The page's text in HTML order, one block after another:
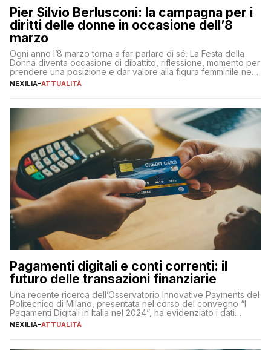
Pier Silvio Berlusconi: la campagna per i
diritti delle donne in occasione dell’8
marzo
Ogni anno l’8 marzo torna a far parlare di sé. La Festa della
Donna diventa occasione di dibattito, riflessione, momento per
prendere una posizione e dar valore alla figura femminile nella
sua complessità e crucialità. A lanciare un messaggio “forte e
NEXILIA-ATTUALITÀ
Pagamenti digitali e conti correnti: il
futuro delle transazioni finanziarie
Una recente ricerca dell’Osservatorio Innovative Payments del
Politecnico di Milano, presentata nel corso del convegno “I
Pagamenti Digitali in Italia nel 2024”, ha evidenziato i dati
definitivi del primo semestre 2024 relativamente alle
NEXILIA-ATTUALITÀ